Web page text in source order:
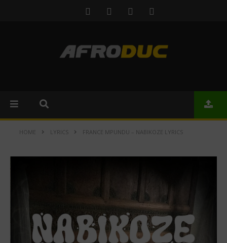
HOME LYRICS FRANCE MPUNDU – NABIKOZE LYRICS